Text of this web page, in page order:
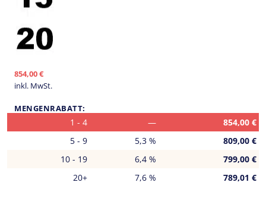
854,00€
inkl. MwSt.
MENGENRABATT:
1 - 4 — 854,00 €
5 - 9
5,3 % 809,00 €
10 - 19
6,4 % 799,00 €
20+
7,6 % 789,01 €